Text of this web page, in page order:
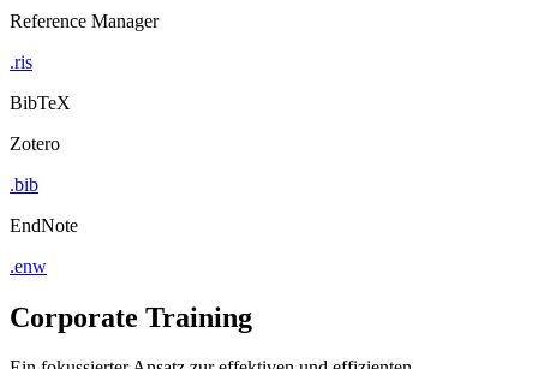
Reference Manager
.ris
BibTeX
Zotero
.bib
EndNote
.enw
Corporate Training